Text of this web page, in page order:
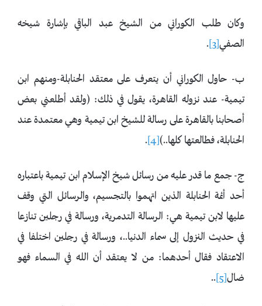
وكان طلب الكوراني من الشيخ عبد الباقي بإشارة شيخه
الصفي[3]
.
ب- حاول الكوراني أن يتعرف على معتقد الحنابلة-ومنهم ابن
تيمية- عند نزوله القاهرة، يقول في ذلك: (ولقد أطلعني بعض
أصحابنا بالقاهرة على رسالة للشيخ ابن تيمية وهي معتمدة عند
الحنابلة، فطالعتها كلها..)[4]
.
ج- جمع ما قدر عليه من رسائل شيخ الإسلام ابن تيمية باعتباره
أحد أئمة الحنابلة الذين اتهموا بالتجسيم، والرسائل التي وقف
عليها لابن تيمية هي: الرسالة التدمرية، ورسالة في رجلين تنازعا
في حديث النزول إلى سماء الدنيا..، ورسالة في رجلين اختلفا في
الاعتقاد فقال أحدهما: من لا يعتقد أن الله في السماء فهو
ضال[5]
..